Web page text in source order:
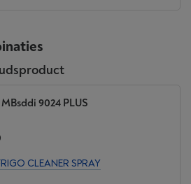
MBsddi 9024 PLUS
CLEANER SPRAY